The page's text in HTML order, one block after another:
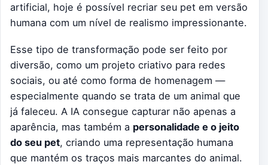
artificial, hoje é possível recriar seu pet em versão
humana com um nível de realismo impressionante.
Esse tipo de transformação pode ser feito por
diversão, como um projeto criativo para redes
sociais, ou até como forma de homenagem —
especialmente quando se trata de um animal que
já faleceu. A IA consegue capturar não apenas a
aparência, mas também a personalidade e o jeito
do seu pet, criando uma representação humana
que mantém os traços mais marcantes do animal.